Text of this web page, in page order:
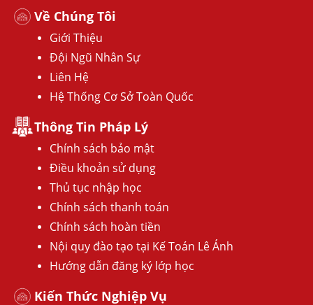
Về Chúng Tôi
Giới Thiệu
Đội Ngũ Nhân Sự
Liên Hệ
Hệ Thống Cơ Sở Toàn Quốc
Thông Tin Pháp Lý
Chính sách bảo mật
Điều khoản sử dụng
Thủ tục nhập học
Chính sách thanh toán
Chính sách hoàn tiền
Nội quy đào tạo tại Kế Toán Lê Ánh
Hướng dẫn đăng ký lớp học
Kiến Thức Nghiệp Vụ